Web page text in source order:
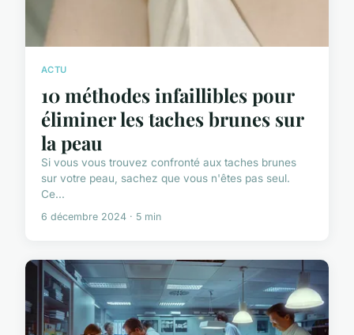
ACTU
10 méthodes infaillibles pour
éliminer les taches brunes sur
la peau
Si vous vous trouvez confronté aux taches brunes
sur votre peau, sachez que vous n'êtes pas seul.
Ce...
6 décembre 2024 · 5 min